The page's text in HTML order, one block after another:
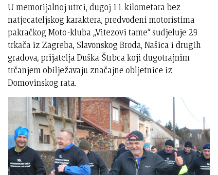
U memorijalnoj utrci, dugoj 11 kilometara bez
natjecateljskog karaktera, predvođeni motoristima
pakračkog Moto-kluba „Vitezovi tame“ sudjeluje 29
trkača iz Zagreba, Slavonskog Broda, Našica i drugih
gradova, prijatelja Duška Štrbca koji dugotrajnim
trčanjem obilježavaju značajne obljetnice iz
Domovinskog rata.